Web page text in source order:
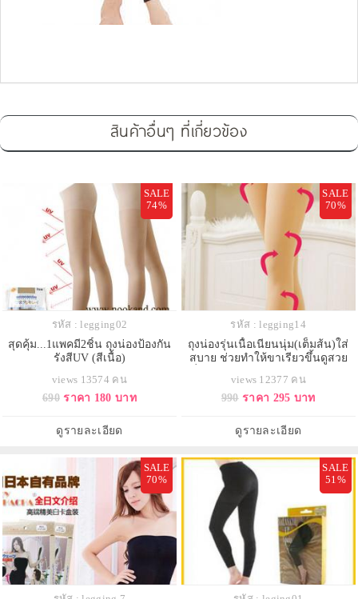
สินค้าอื่นๆ ที่เกี่ยวข้อง
SALE
74%
รหัส : legging02
สุดคุ้ม...1แพคมี2ชิ้น ถุงน่องป้องกัน
รังสีUV (สีเนื้อ)
views 13574 คน
690 ราคา 180 บาท
ดูรายละเอียด
SALE
70%
รหัส : legging14
ถุงน่องรุ่นเนื้อเนียนนุ่ม(เต็มส้น)ใส่
สบาย ช่วยทำให้ขาเรียวขึ้นดูสวย
โซนยุโรป
views 12377 คน
990 ราคา 295 บาท
ดูรายละเอียด
SALE
70%
SALE
51%